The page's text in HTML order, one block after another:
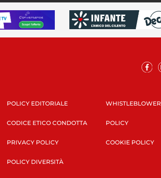
POLICY EDITORIALE
CODICE ETICO CONDOTTA
PRIVACY POLICY
POLICY DIVERSITÀ
WHISTLEBLOWER
POLICY
COOKIE POLICY